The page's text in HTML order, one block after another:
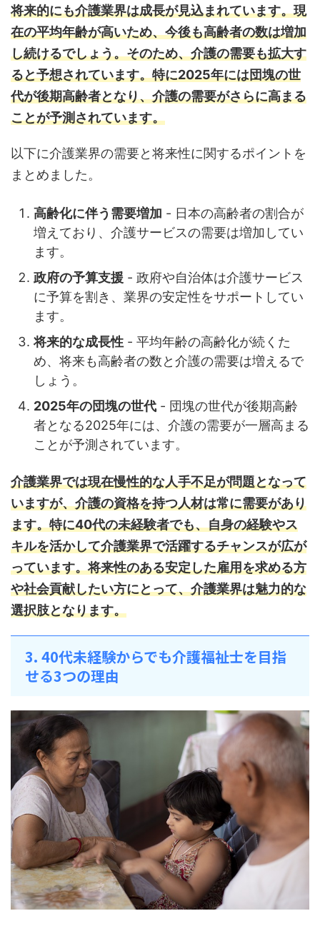
将来的にも介護業界は成長が見込まれています。現
在の平均年齢が高いため、今後も高齢者の数は増加
し続けるでしょう。そのため、介護の需要も拡大す
ると予想されています。特に2025年には団塊の世
代が後期高齢者となり、介護の需要がさらに高まる
ことが予測されています。
以下に介護業界の需要と将来性に関するポイントを
まとめました。
高齢化に伴う需要増加 - 日本の高齢者の割合が
増えており、介護サービスの需要は増加してい
ます。
政府の予算支援 - 政府や自治体は介護サービス
に予算を割き、業界の安定性をサポートしてい
ます。
将来的な成長性 - 平均年齢の高齢化が続くた
め、将来も高齢者の数と介護の需要は増えるで
しょう。
2025年の団塊の世代 - 団塊の世代が後期高齢
者となる2025年には、介護の需要が一層高まる
ことが予測されています。
介護業界では現在慢性的な人手不足が問題となって
いますが、介護の資格を持つ人材は常に需要があり
ます。特に40代の未経験者でも、自身の経験やス
キルを活かして介護業界で活躍するチャンスが広が
っています。将来性のある安定した雇用を求める方
や社会貢献したい方にとって、介護業界は魅力的な
選択肢となります。
3. 40代未経験からでも介護福祉士を目指
せる3つの理由